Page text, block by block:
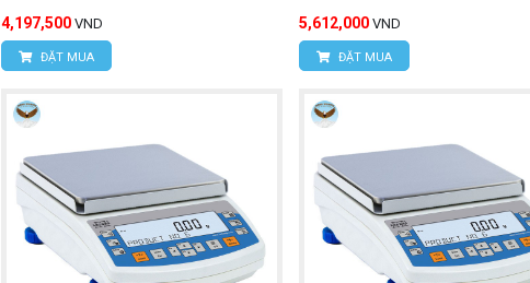
4,197,500 VND
ĐẶT MUA
5,612,000 VND
ĐẶT MUA